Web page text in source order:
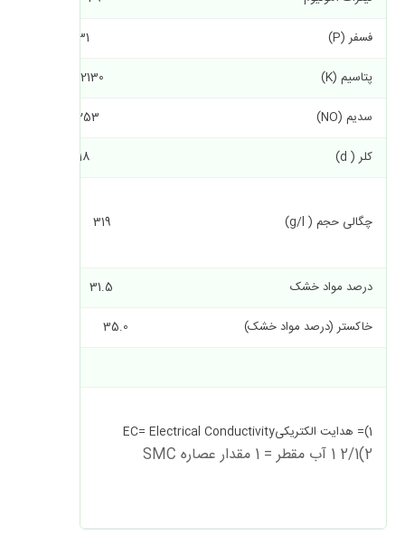
فسفر (P) 31
پتاسیم (K) 2130
سدیم (NO) 253
کلر ( d) 118
چگالی حجم ( g/l) 319
درصد مواد خشک 31.5
خاکستر (درصد مواد خشک) 35.0
1)= هدایت الکتریکیEC= Electrical Conductivity
2)2/1 1 آب مقطر = 1 مقدار عصاره SMC